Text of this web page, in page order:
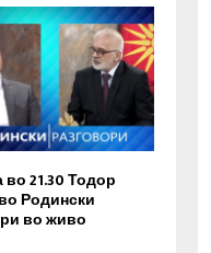
21.30 Тодор
Родински
во живо